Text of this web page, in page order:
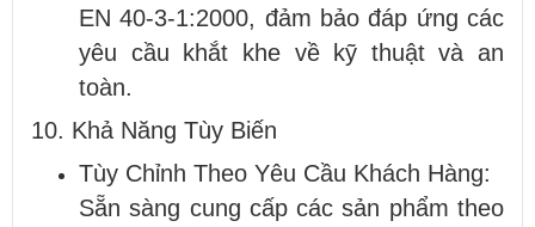
EN 40-3-1:2000, đảm bảo đáp ứng các
yêu cầu khắt khe về kỹ thuật và an
toàn.
10. Khả Năng Tùy Biến
Tùy Chỉnh Theo Yêu Cầu Khách Hàng:
Sẵn sàng cung cấp các sản phẩm theo